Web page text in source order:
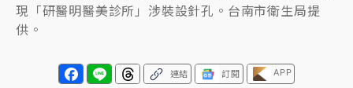
父親節泡湯了！中颱白海豚雨彈轟3天 「紅到發紫」降
雨熱區曝
現「研醫明醫美診所」涉裝設針孔。台南市衛生局提
供。
連結 訂閱 APP